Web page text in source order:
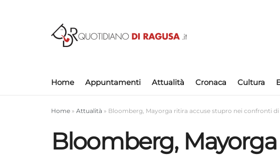
Home Appuntamenti Attualità Cronaca Cultura
Home » Attualità » Bloomberg, Mayorga ritira accuse stupro nei confronti
Bloomberg,